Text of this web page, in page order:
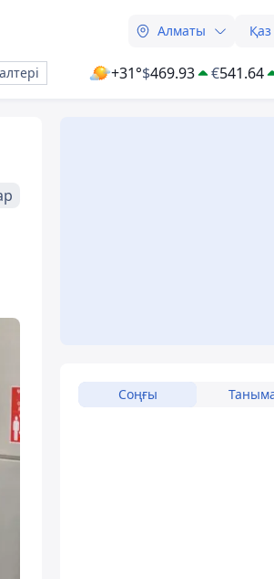
Алматы Қаз
+31°$469.93 €541.64
Соңғы